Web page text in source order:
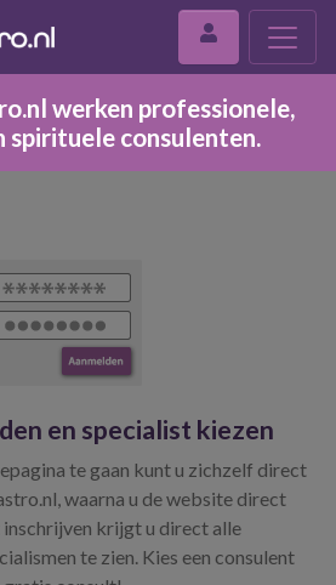
werken professionele,
spirituele consulenten.
en specialist kiezen
te gaan kunt u zichzelf direct
waarna u de website direct
krijgt u direct alle
te zien. Kies een consulent